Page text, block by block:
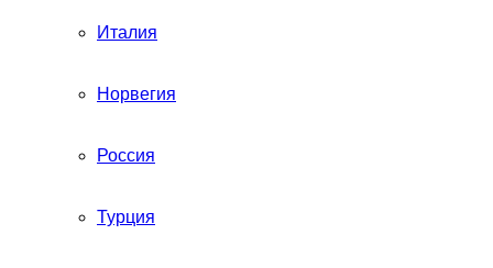
Италия
Норвегия
Россия
Турция